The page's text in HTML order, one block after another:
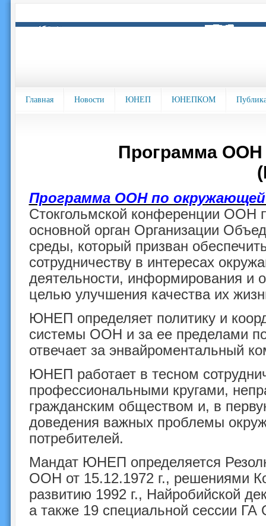
Главная Новости ЮНЕП ЮНЕПКОМ
Программа ООН
Программа ООН по окружающей
Стокгольмской конференции ООН
основной орган Организации
среды, который призван
сотрудничеству в интересах
деятельности, информирования и
целью улучшения качества их
ЮНЕП определяет политику и
системы ООН и за ее пределами
отвечает за энвайроментальный
ЮНЕП работает в тесном
профессиональными кругами,
гражданским обществом и, в
доведения важных проблемы
потребителей.
Мандат ЮНЕП определяется
ООН от 15.12.1972 г., решениями
развитию 1992 г., Найробийской
а также 19 специальной сессии